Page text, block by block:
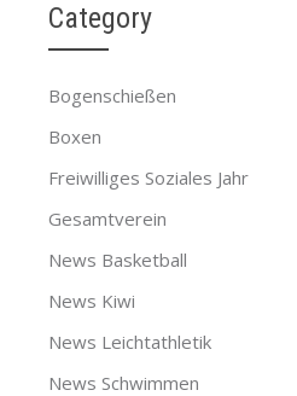
Category
Bogenschießen
Boxen
Freiwilliges Soziales Jahr
Gesamtverein
News Basketball
News Kiwi
News Leichtathletik
News Schwimmen